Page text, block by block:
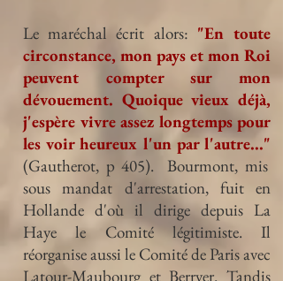
Le maréchal écrit alors: "En toute
circonstance, mon pays et mon Roi
peuvent compter sur mon
dévouement. Quoique vieux déjà,
j'espère vivre assez longtemps pour
les voir heureux l'un par l'autre..."
(Gautherot, p 405). Bourmont, mis
sous mandat d'arrestation, fuit en
Hollande d'où il dirige depuis La
Haye le Comité légitimiste. Il
réorganise aussi le Comité de Paris avec
Latour-Maubourg et Berryer. Tandis